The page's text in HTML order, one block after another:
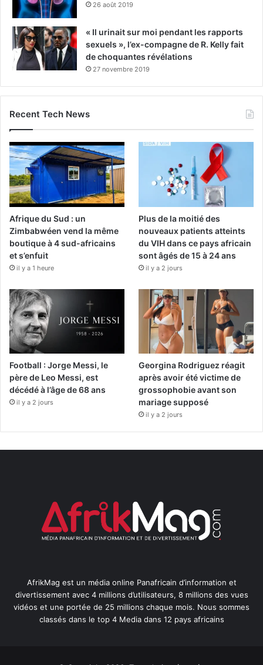
26 août 2019
« Il urinait sur moi pendant les rapports
sexuels », l’ex-compagne de R. Kelly fait
de choquantes révélations
27 novembre 2019
Recent Tech News
Afrique du Sud : un
Zimbabwéen vend la même
boutique à 4 sud-africains
et s’enfuit
il y a 1 heure
Plus de la moitié des
nouveaux patients atteints
du VIH dans ce pays africain
sont âgés de 15 à 24 ans
il y a 2 jours
Football : Jorge Messi, le
père de Leo Messi, est
décédé à l’âge de 68 ans
il y a 2 jours
Georgina Rodriguez réagit
après avoir été victime de
grossophobie avant son
mariage supposé
il y a 2 jours
AfrikMag est un média online Panafricain d’information et
divertissement avec 4 millions d’utilisateurs, 8 millions des vues
vidéos et une portée de 25 millions chaque mois. Nous sommes
classés dans le top 4 Media dans 12 pays africains